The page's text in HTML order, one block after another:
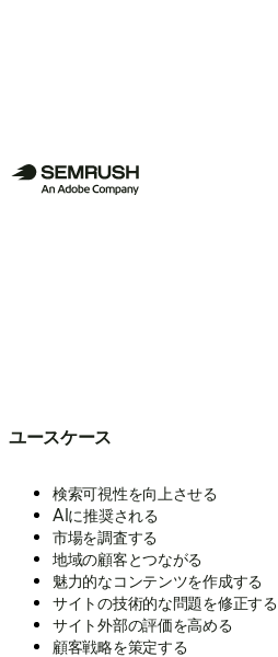
ユースケース
検索可視性を向上させる
AIに推奨される
市場を調査する
地域の顧客とつながる
魅力的なコンテンツを作成する
サイトの技術的な問題を修正する
サイト外部の評価を高める
顧客戦略を策定する